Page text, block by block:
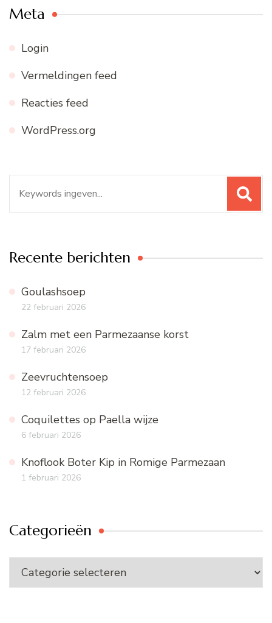
Meta
Login
Vermeldingen feed
Reacties feed
WordPress.org
naar:
Recente berichten
Goulashsoep
22 februari 2026
Zalm met een Parmezaanse korst
17 februari 2026
Zeevruchtensoep
12 februari 2026
Coquilettes op Paella wijze
6 februari 2026
Knoflook Boter Kip in Romige Parmezaan
1 februari 2026
Categorieën
Categorieën